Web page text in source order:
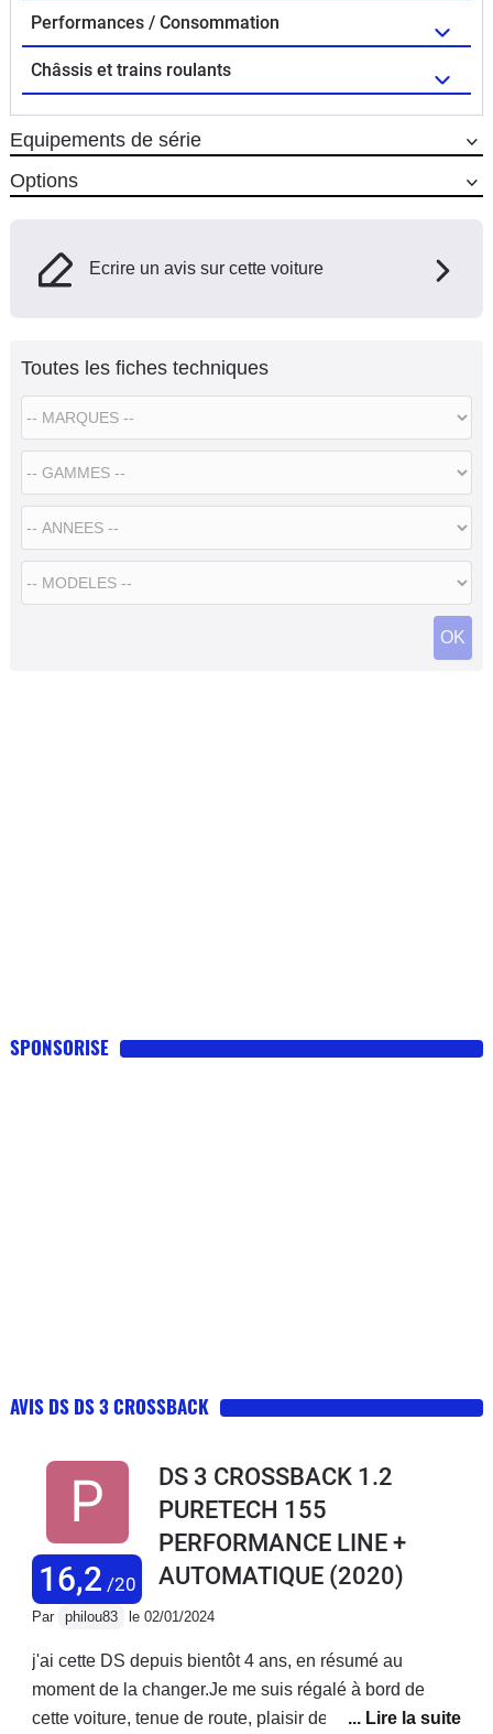
Performances / Consommation
Châssis et trains roulants
Equipements de série
Options
Ecrire un avis sur cette voiture
Toutes les fiches techniques
SPONSORISE
AVIS DS DS 3 CROSSBACK
16,2 /20
DS 3 CROSSBACK 1.2
PURETECH 155
PERFORMANCE LINE +
AUTOMATIQUE (2020)
Par philou83 le 02/01/2024
j'ai cette DS depuis bientôt 4 ans, en résumé au
moment de la changer.Je me suis régalé à bord de
cette voiture, tenue de route, plaisir de conduite, tout y